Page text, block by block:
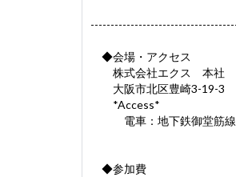
◆会場・アクセス
株式会社エクス 本社
大阪市北区豊崎3-19-3
*Access*
電車：地下鉄御堂筋線
『梅田駅』
◆参加費